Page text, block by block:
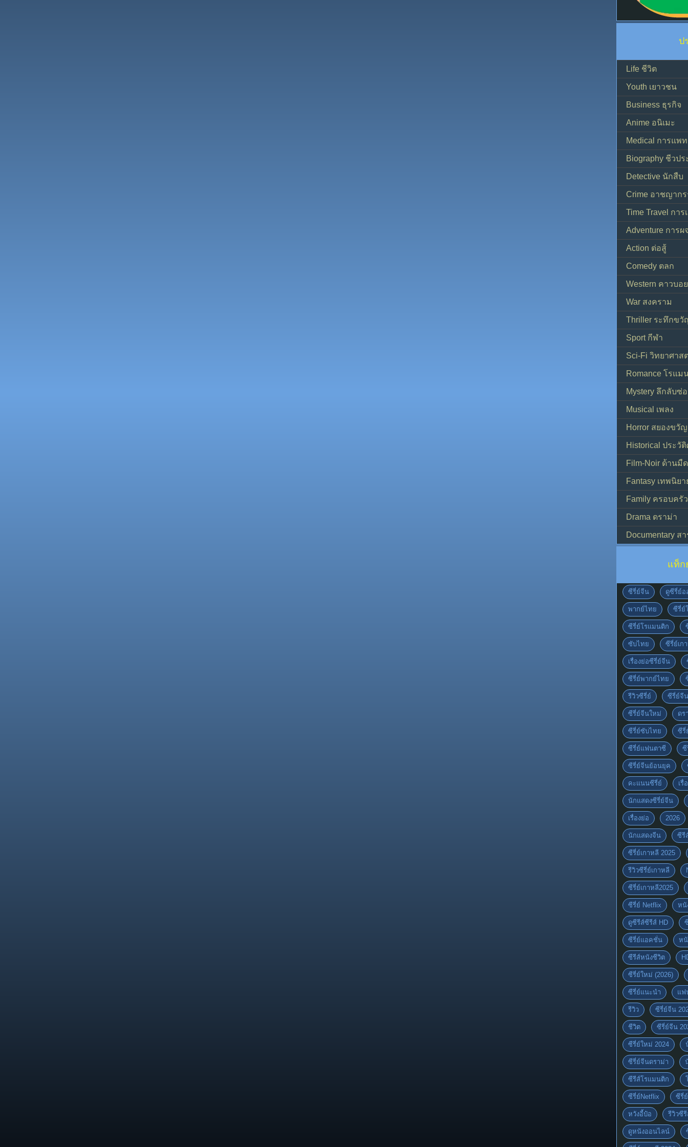
ป
Life ชีวิต
Youth เยาวชน
Business ธุรกิจ
Anime อนิเมะ
Medical การแพ
Biography ชีวปร
Detective นักสืบ
Crime อาชญาก
Time Travel กา
Adventure การ
Action ต่อสู้
Comedy ตลก
Western คาวบอ
War สงคราม
Thriller ระทึกขวั
Sport กีฬา
Sci-Fi วิทยาศาส
Romance โรแม
Mystery ลึกลับซ่
Musical เพลง
Horror สยองขวัญ
Historical ประวั
Film-Noir ด้านมื
Fantasy เทพนิยา
Family ครอบครัว
Drama ดราม่า
Documentary ส
แท็ก
ซีรี่ย์จีน ดูซีรี่ย์อ
พากย์ไทย ซีรี่ย์
ซีรี่ย์โรแมนติก
ซับไทย ซีรี่ย์เก
เรื่องย่อซีรี่ย์จีน
ซีรี่ย์พากย์ไทย
รีวิวซีรี่ย์ ซีรี่ย์จี
ซีรี่ย์จีนใหม่ ดร
ซีรี่ย์ซับไทย ซีรี่
ซีรี่ย์แฟนตาซี ซี
ซีรี่ย์จีนย้อนยุค
คะแนนซีรี่ย์ เรื่
นักแสดงซีรี่ย์จีน
เรื่องย่อ 2026
นักแสดงจีน ซีรี
ซีรี่ย์เกาหลี 2025
รีวิวซีรี่ย์เกาหลี
ซีรี่ย์เกาหลี2025
ซีรี่ย์ Netflix หนั
ดูซีรีส์ซีรีส์ HD
ซีรี่ย์แอคชั่น ห
ซีรีส์หนังชีวิต
ซีรี่ย์ใหม่ (2026)
ซีรี่ย์แนะนำ แฟ
รีวิว ซีรี่ย์จีน
ชีวิต ซีรี่ย์จีน
ซีรี่ย์ใหม่ 2024
ซีรี่ย์จีนดราม่า
ซีรีส์โรแมนติก
ซีรี่ย์Netflix ซีรี่
หวังอี้ป๋อ รีวิวซี
ดูหนังออนไลน์